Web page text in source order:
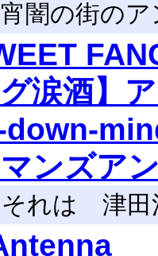
闇の街の
グ涙酒】
down-
ンズア
れは 津田